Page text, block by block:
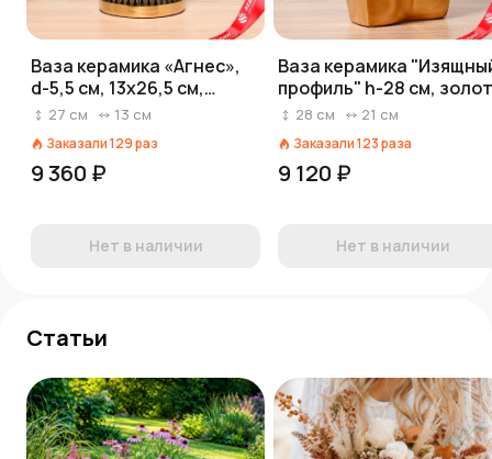
Ваза керамика «Агнес»,
d-5,5 см, 13х26,5 см,
серый
27 см 13 см
Заказали129раз
9 360 ₽
Нет в наличии
Ваза керамика
профиль" h-28 см,
28 см 21 см
Заказали123раза
9 120 ₽
Нет в наличии
Статьи